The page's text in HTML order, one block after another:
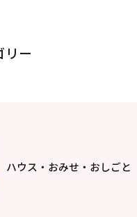
リー
ハウス・おみせ・おしごと